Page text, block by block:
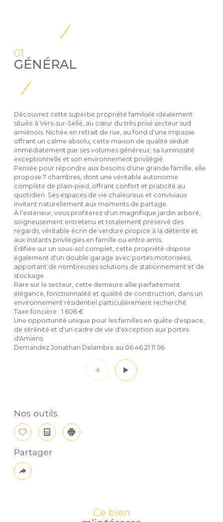
01
GÉNÉRAL
Découvrez cette superbe propriété familiale idéalement
située à Vers-sur-Selle, au cœur du très prisé secteur sud
amiénois. Nichée en retrait de rue, au fond d'une impasse
offrant un calme absolu, cette maison de qualité séduit
immédiatement par ses volumes généreux, sa luminosité
exceptionnelle et son environnement privilégié.
Pensée pour répondre aux besoins d'une grande famille, elle
propose 7 chambres, dont une véritable autonomie
complète de plain-pied, offrant confort et praticité au
quotidien. Ses espaces de vie chaleureux et conviviaux
invitent naturellement aux moments de partage.
À l'extérieur, vous profiterez d'un magnifique jardin arboré,
soigneusement entretenu et totalement préservé des
regards, véritable écrin de verdure propice à la détente et
aux instants privilégiés en famille ou entre amis.
Édifiée sur un sous-sol complet, cette propriété dispose
également d'un double garage avec portes motorisées,
apportant de nombreuses solutions de stationnement et de
stockage.
Rare sur le secteur, cette demeure allie parfaitement
élégance, fonctionnalité et qualité de construction, dans un
environnement résidentiel particulièrement recherché.
Taxe foncière : 1 606 €
Une opportunité unique pour les familles en quête d'espace,
de sérénité et d'un cadre de vie d'exception aux portes
d'Amiens.
Demandez Jonathan Delambre au 06 46 21 11 56
Nos outils
Sélectionner
CalculatriceImprimer
Partager
Plus
de
Ce bien